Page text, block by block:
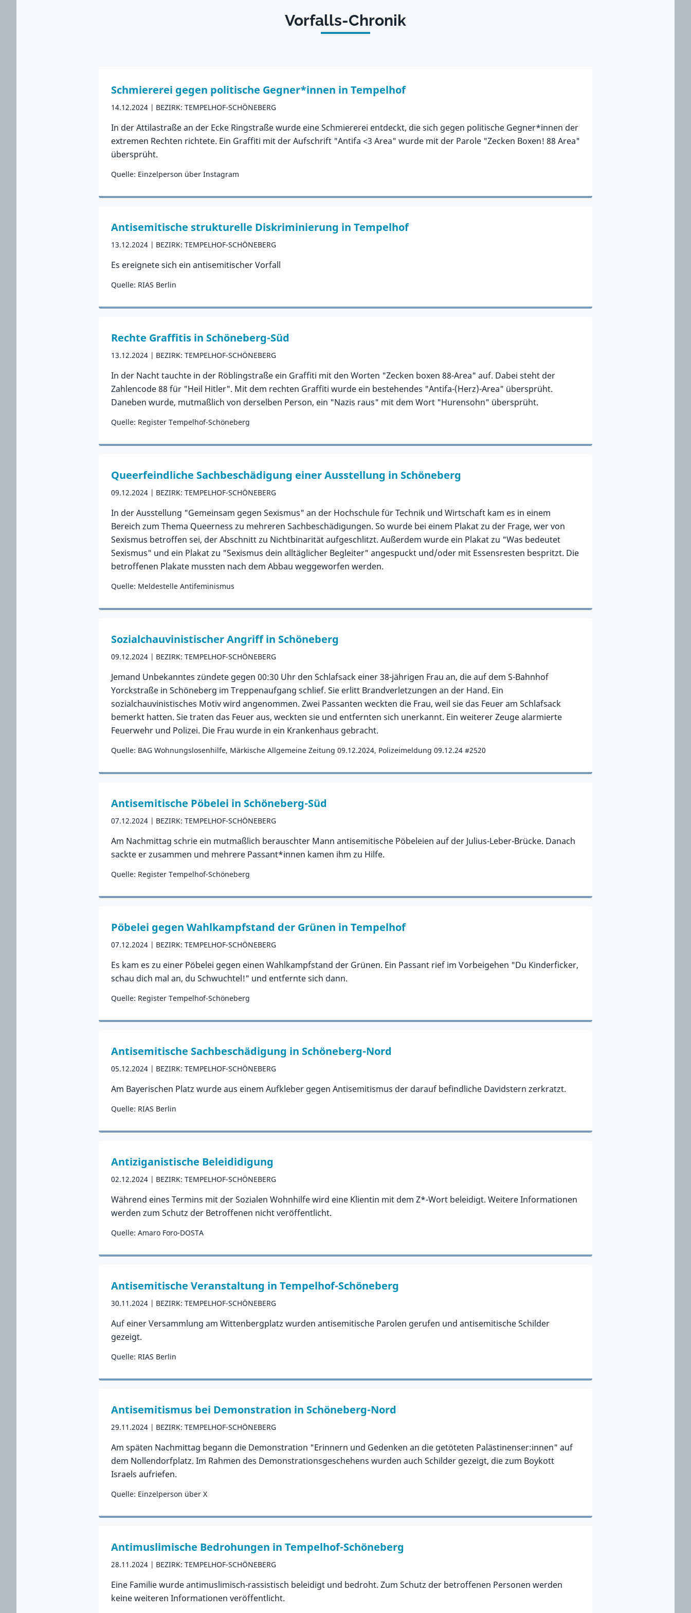
Vorfalls-Chronik
Schmiererei gegen politische Gegner*innen in Tempelhof
14.12.2024 BEZIRK: TEMPELHOF-SCHÖNEBERG
In der Attilastraße an der Ecke Ringstraße wurde eine Schmiererei entdeckt, die sich gegen politische Gegner*innen der
extremen Rechten richtete. Ein Graffiti mit der Aufschrift "Antifa <3 Area" wurde mit der Parole "Zecken Boxen! 88 Area"
übersprüht.
Quelle: Einzelperson über Instagram
Zum Vorfall
Antisemitische strukturelle Diskriminierung in Tempelhof
13.12.2024 BEZIRK: TEMPELHOF-SCHÖNEBERG
Es ereignete sich ein antisemitischer Vorfall
Quelle: RIAS Berlin
Zum Vorfall
Rechte Graffitis in Schöneberg-Süd
13.12.2024 BEZIRK: TEMPELHOF-SCHÖNEBERG
In der Nacht tauchte in der Röblingstraße ein Graffiti mit den Worten "Zecken boxen 88-Area" auf. Dabei steht der
Zahlencode 88 für "Heil Hitler". Mit dem rechten Graffiti wurde ein bestehendes "Antifa-(Herz)-Area" übersprüht.
Daneben wurde, mutmaßlich von derselben Person, ein "Nazis raus" mit dem Wort "Hurensohn" übersprüht.
Quelle: Register Tempelhof-Schöneberg
Zum Vorfall
Queerfeindliche Sachbeschädigung einer Ausstellung in Schöneberg
09.12.2024 BEZIRK: TEMPELHOF-SCHÖNEBERG
In der Ausstellung "Gemeinsam gegen Sexismus" an der Hochschule für Technik und Wirtschaft kam es in einem
Bereich zum Thema Queerness zu mehreren Sachbeschädigungen. So wurde bei einem Plakat zu der Frage, wer von
Sexismus betroffen sei, der Abschnitt zu Nichtbinarität aufgeschlitzt. Außerdem wurde ein Plakat zu "Was bedeutet
Sexismus" und ein Plakat zu "Sexismus dein alltäglicher Begleiter" angespuckt und/oder mit Essensresten bespritzt. Die
betroffenen Plakate mussten nach dem Abbau weggeworfen werden.
Quelle: Meldestelle Antifeminismus
Zum Vorfall
Sozialchauvinistischer Angriff in Schöneberg
09.12.2024 BEZIRK: TEMPELHOF-SCHÖNEBERG
Jemand Unbekanntes zündete gegen 00:30 Uhr den Schlafsack einer 38-jährigen Frau an, die auf dem S-Bahnhof
Yorckstraße in Schöneberg im Treppenaufgang schlief. Sie erlitt Brandverletzungen an der Hand. Ein
sozialchauvinistisches Motiv wird angenommen. Zwei Passanten weckten die Frau, weil sie das Feuer am Schlafsack
bemerkt hatten. Sie traten das Feuer aus, weckten sie und entfernten sich unerkannt. Ein weiterer Zeuge alarmierte
Feuerwehr und Polizei. Die Frau wurde in ein Krankenhaus gebracht.
Quelle: BAG Wohnungslosenhilfe, Märkische Allgemeine Zeitung 09.12.2024, Polizeimeldung 09.12.24 #2520
Zum Vorfall
Antisemitische Pöbelei in Schöneberg-Süd
07.12.2024 BEZIRK: TEMPELHOF-SCHÖNEBERG
Am Nachmittag schrie ein mutmaßlich berauschter Mann antisemitische Pöbeleien auf der Julius-Leber-Brücke. Danach
sackte er zusammen und mehrere Passant*innen kamen ihm zu Hilfe.
Quelle: Register Tempelhof-Schöneberg
Zum Vorfall
Pöbelei gegen Wahlkampfstand der Grünen in Tempelhof
07.12.2024 BEZIRK: TEMPELHOF-SCHÖNEBERG
Es kam es zu einer Pöbelei gegen einen Wahlkampfstand der Grünen. Ein Passant rief im Vorbeigehen "Du Kinderficker,
schau dich mal an, du Schwuchtel!" und entfernte sich dann.
Quelle: Register Tempelhof-Schöneberg
Zum Vorfall
Antisemitische Sachbeschädigung in Schöneberg-Nord
05.12.2024 BEZIRK: TEMPELHOF-SCHÖNEBERG
Am Bayerischen Platz wurde aus einem Aufkleber gegen Antisemitismus der darauf befindliche Davidstern zerkratzt.
Quelle: RIAS Berlin
Zum Vorfall
Antiziganistische Beleididigung
02.12.2024 BEZIRK: TEMPELHOF-SCHÖNEBERG
Während eines Termins mit der Sozialen Wohnhilfe wird eine Klientin mit dem Z*-Wort beleidigt. Weitere Informationen
werden zum Schutz der Betroffenen nicht veröffentlicht.
Quelle: Amaro Foro-DOSTA
Zum Vorfall
Antisemitische Veranstaltung in Tempelhof-Schöneberg
30.11.2024 BEZIRK: TEMPELHOF-SCHÖNEBERG
Auf einer Versammlung am Wittenbergplatz wurden antisemitische Parolen gerufen und antisemitische Schilder
gezeigt.
Quelle: RIAS Berlin
Zum Vorfall
Antisemitismus bei Demonstration in Schöneberg-Nord
29.11.2024 BEZIRK: TEMPELHOF-SCHÖNEBERG
Am späten Nachmittag begann die Demonstration "Erinnern und Gedenken an die getöteten Palästinenser:innen" auf
dem Nollendorfplatz. Im Rahmen des Demonstrationsgeschehens wurden auch Schilder gezeigt, die zum Boykott
Israels aufriefen.
Quelle: Einzelperson über X
Zum Vorfall
Antimuslimische Bedrohungen in Tempelhof-Schöneberg
28.11.2024 BEZIRK: TEMPELHOF-SCHÖNEBERG
Eine Familie wurde antimuslimisch-rassistisch beleidigt und bedroht. Zum Schutz der betroffenen Personen werden
keine weiteren Informationen veröffentlicht.